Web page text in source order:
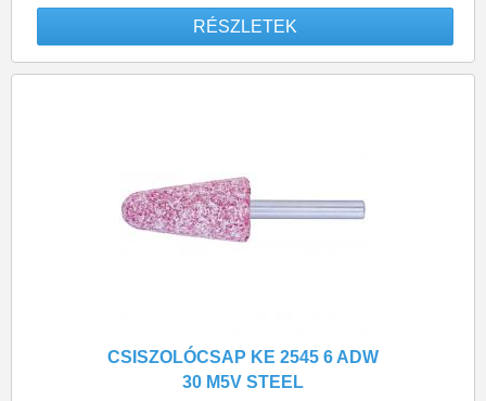
RÉSZLETEK
CSISZOLÓCSAP KE 2545 6 ADW
30 M5V STEEL